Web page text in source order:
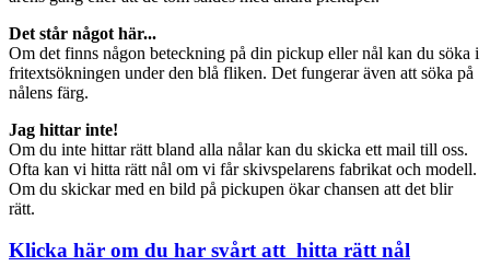
Det står något här...
Om det finns någon beteckning på din pickup eller nål kan du söka i
fritextsökningen under den blå fliken. Det fungerar även att söka på
nålens färg.
Jag hittar inte!
Om du inte hittar rätt bland alla nålar kan du skicka ett mail till oss.
Ofta kan vi hitta rätt nål om vi får skivspelarens fabrikat och modell.
Om du skickar med en bild på pickupen ökar chansen att det blir
rätt.
Klicka här om du har svårt att hitta rätt nål